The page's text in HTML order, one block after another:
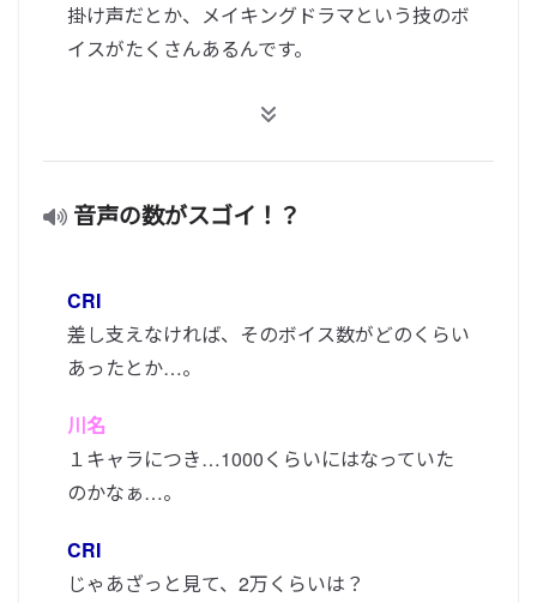
掛け声だとか、メイキングドラマという技のボ
イスがたくさんあるんです。
音声の数がスゴイ！？
CRI
差し支えなければ、そのボイス数がどのくらい
あったとか…。
川名
１キャラにつき…1000くらいにはなっていた
のかなぁ…。
CRI
じゃあざっと見て、2万くらいは？